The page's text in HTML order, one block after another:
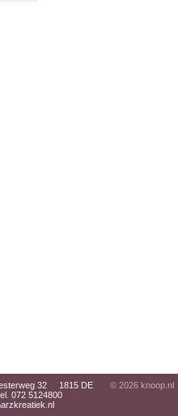
32 1815 DE
072 5124800
© 2026 knoop.nl